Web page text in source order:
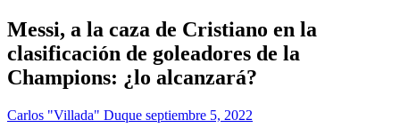
Messi, a la caza de Cristiano en la
clasificación de goleadores de la
Champions: ¿lo alcanzará?
Carlos "Villada" Duque septiembre 5, 2022